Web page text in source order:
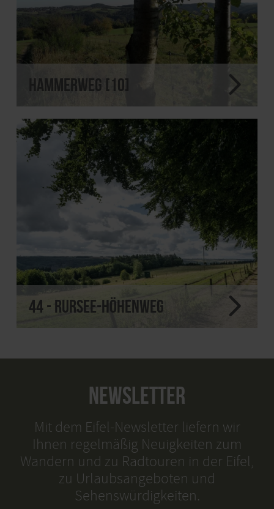
Hammerweg [10]
44 - Rursee-Höhenweg
NEWSLETTER
Mit dem Eifel-Newsletter liefern wir
Ihnen regelmäßig Neuigkeiten zum
Wandern und zu Radtouren in der Eifel,
zu Urlaubsangeboten und
Sehenswürdigkeiten.